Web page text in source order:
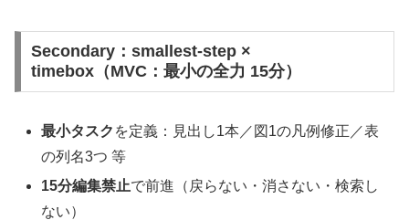
Secondary：smallest-step ×
timebox（MVC：最小の全力 15分）
最小タスク を定義：見出し1本／図1の凡例修正／表
の列名3つ 等
15分編集禁止で前進（戻らない・消さない・検索し
ない）